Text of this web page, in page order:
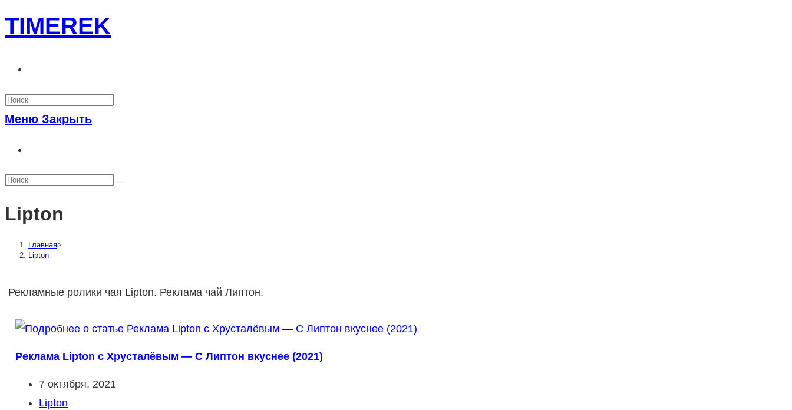
к
TIMEREK
по
Меню Закрыть
по
сайту
Lipton
Главная>
Lipton
Рекламные ролики чая Lipton. Реклама чай Липтон.
Реклама Lipton с Хрусталёвым — С Липтон вкуснее (2021)
Запись
опубликована:
7 октября, 2021
Рубрика
Lipton